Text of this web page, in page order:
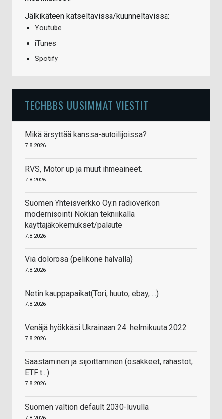
Jälkikäteen katseltavissa/kuunneltavissa:
Youtube
iTunes
Spotify
TECHBBS UUSIMMAT VIESTIT
Mikä ärsyttää kanssa-autoilijoissa?
7.8.2026
RVS, Motor up ja muut ihmeaineet.
7.8.2026
Suomen Yhteisverkko Oy:n radioverkon
modernisointi Nokian tekniikalla
käyttäjäkokemukset/palaute
7.8.2026
Via dolorosa (pelikone halvalla)
7.8.2026
Netin kauppapaikat(Tori, huuto, ebay, ...)
7.8.2026
Venäjä hyökkäsi Ukrainaan 24. helmikuuta 2022
7.8.2026
Säästäminen ja sijoittaminen (osakkeet, rahastot,
ETF:t...)
7.8.2026
Suomen valtion default 2030-luvulla